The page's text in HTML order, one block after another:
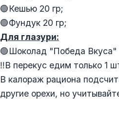
🟢Кешью 20 гр;
🟢Фундук 20 гр;
Для глазури:
🟢Шоколад "Победа Вкуса"
‼️В перекус едим только 1
В калораж рациона
другие орехи, но